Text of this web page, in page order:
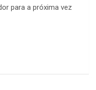
para a próxima vez